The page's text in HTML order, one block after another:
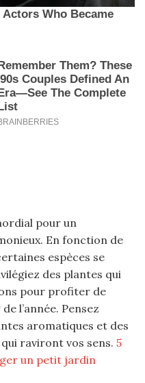
pour un
En fonction de
espèces se
des plantes qui
pour profiter de
l’année. Pensez
aromatiques et des
raviront vos sens. 5
un petit jardin